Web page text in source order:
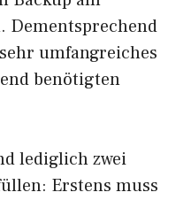
Dementsprechend
umfangreiches
benötigten
lediglich zwei
Erstens muss